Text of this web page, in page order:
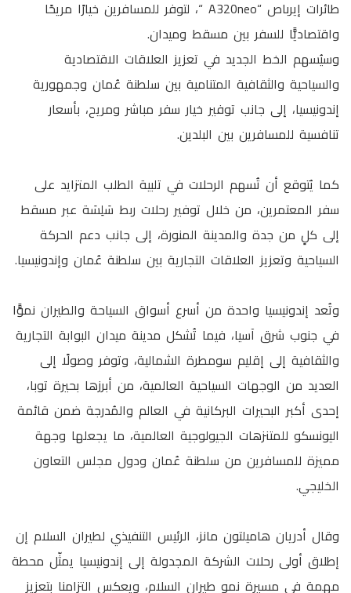
طائرات إيرباص “A320neo “، لتوفر للمسافرين خيارًا مريحًا
واقتصاديًّا للسفر بين مسقط وميدان.
وسيُسهم الخط الجديد في تعزيز العلاقات الاقتصادية
والسياحية والثقافية المتنامية بين سلطنة عُمان وجمهورية
إندونيسيا، إلى جانب توفير خيار سفر مباشر ومريح، بأسعار
تنافسية للمسافرين بين البلدين.
كما يُتوقع أن تُسهم الرحلات في تلبية الطلب المتزايد على
سفر المعتمرين، من خلال توفير رحلات ربط سَلِسَة عبر مسقط
إلى كلٍ من جدة والمدينة المنورة، إلى جانب دعم الحركة
السياحية وتعزيز العلاقات التجارية بين سلطنة عُمان وإندونيسيا.
وتُعد إندونيسيا واحدة من أسرع أسواق السياحة والطيران نموًّا
في جنوب شرق آسيا، فيما تُشكل مدينة ميدان البوابة التجارية
والثقافية إلى إقليم سومطرة الشمالية، وتوفر وصولًا إلى
العديد من الوجهات السياحية العالمية، من أبرزها بحيرة توبا،
إحدى أكبر البحيرات البركانية في العالم والمُدرجة ضمن قائمة
اليونسكو للمتنزهات الجيولوجية العالمية، ما يجعلها وجهة
مميزة للمسافرين من سلطنة عُمان ودول مجلس التعاون
الخليجي.
وقال أدريان هاميلتون مانز، الرئيس التنفيذي لطيران السلام إن
إطلاق أولى رحلات الشركة المجدولة إلى إندونيسيا يمثّل محطة
مهمة في مسيرة نمو طيران السلام، ويعكس التزامنا بتعزيز